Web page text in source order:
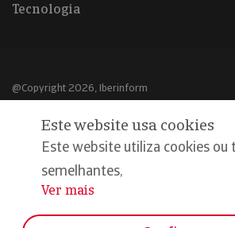
Tecnologia
@Copyright 2026, Iberinform
Aviso legal
Política de cookies
Declaração de privacidade
Este website usa cookies
Este website utiliza cookies ou
semelhantes,
...
Ver mais